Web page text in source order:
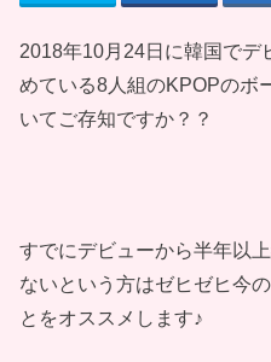
2018年10月24日に韓国でデ
めている8人組のKPOPのボ
いてご存知ですか？？
すでにデビューから半年以
ないという方はゼヒゼヒ今
とをオススメします♪